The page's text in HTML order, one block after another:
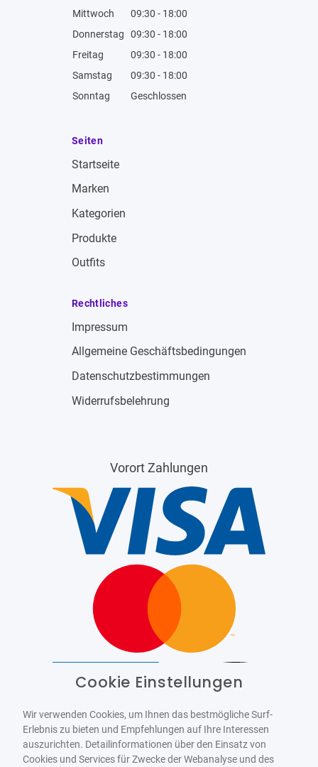
Mittwoch
09:30 - 18:00
Donnerstag
09:30 - 18:00
Freitag
09:30 - 18:00
Samstag
09:30 - 18:00
Sonntag
Geschlossen
Seiten
Startseite
Marken
Kategorien
Produkte
Outfits
Rechtliches
Impressum
Allgemeine Geschäftsbedingungen
Datenschutzbestimmungen
Widerrufsbelehrung
Vorort Zahlungen
WCAG-2.1-AA
Cookie Einstellungen
Wir verwenden Cookies, um Ihnen das bestmögliche Surf-
Erlebnis zu bieten und Empfehlungen auf Ihre Interessen
auszurichten. Detailinformationen über den Einsatz von
Cookies und Services für Zwecke der Webanalyse und des